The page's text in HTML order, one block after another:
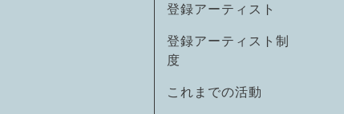
登録アーティスト
登録アーティスト制
度
これまでの活動